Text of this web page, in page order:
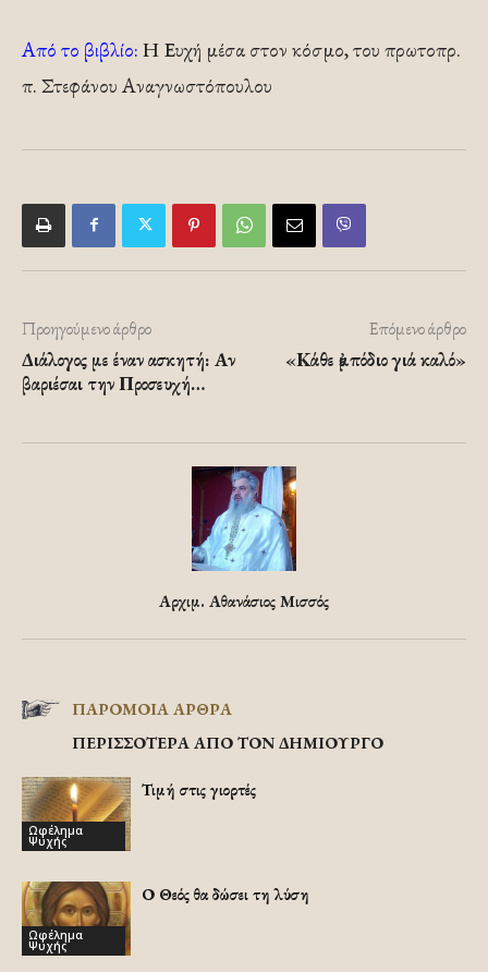
Από το βιβλίο: Η Ευχή μέσα στον κόσμο, του πρωτοπρ.
π. Στεφάνου Αναγνωστόπουλου
Προηγούμενο άρθρο
Διάλογος με έναν ασκητή: Αν
βαριέσαι την Προσευχή…
Επόμενο άρθρο
«Κάθε ἐμπόδιο γιά καλό»
Αρχιμ. Αθανάσιος Μισσός
ΠΑΡΟΜΟΙΑ ΑΡΘΡΑ
ΠΕΡΙΣΣΟΤΕΡΑ ΑΠΟ ΤΟΝ ΔΗΜΙΟΥΡΓΟ
Ωφέλημα
Ψυχής
Τιμή στις γιορτές
Ωφέλημα
Ψυχής
Ο Θεός θα δώσει τη λύση